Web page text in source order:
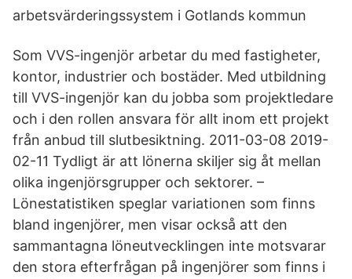
arbetsvärderingssystem i Gotlands kommun
Som VVS-ingenjör arbetar du med fastigheter,
kontor, industrier och bostäder. Med utbildning
till VVS-ingenjör kan du jobba som projektledare
och i den rollen ansvara för allt inom ett projekt
från anbud till slutbesiktning. 2011-03-08 2019-
02-11 Tydligt är att lönerna skiljer sig åt mellan
olika ingenjörsgrupper och sektorer. –
Lönestatistiken speglar variationen som finns
bland ingenjörer, men visar också att den
sammantagna löneutvecklingen inte motsvarar
den stora efterfrågan på ingenjörer som finns i